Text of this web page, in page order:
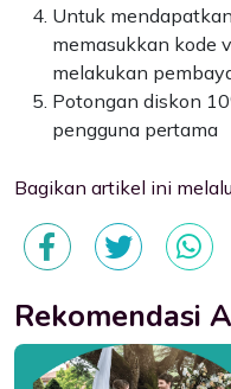
Untuk
memasukkan kode
melakukan
Potongan diskon
pengguna pertama
Bagikan artikel ini
Rekomendasi